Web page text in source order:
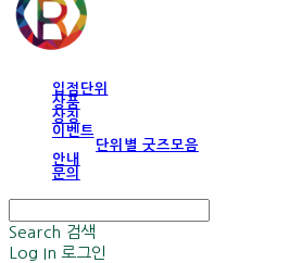
입점단위
상품
상징
이벤트
단위별 굿즈모음
안내
문의
Search 검색
Log In 로그인